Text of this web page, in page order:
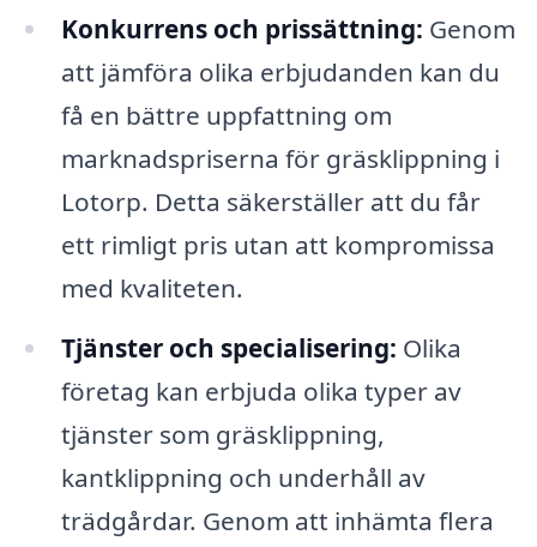
Konkurrens och prissättning: Genom
att jämföra olika erbjudanden kan du
få en bättre uppfattning om
marknadspriserna för gräsklippning i
Lotorp. Detta säkerställer att du får
ett rimligt pris utan att kompromissa
med kvaliteten.
Tjänster och specialisering: Olika
företag kan erbjuda olika typer av
tjänster som gräsklippning,
kantklippning och underhåll av
trädgårdar. Genom att inhämta flera